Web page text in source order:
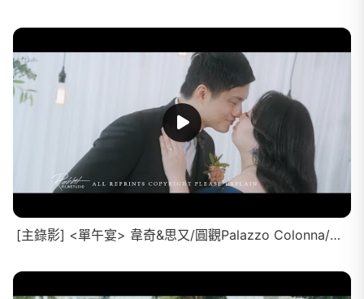
[主錄影] <單午宴> 韋奇&思又/圓觀Palazzo Colonna/全紀錄